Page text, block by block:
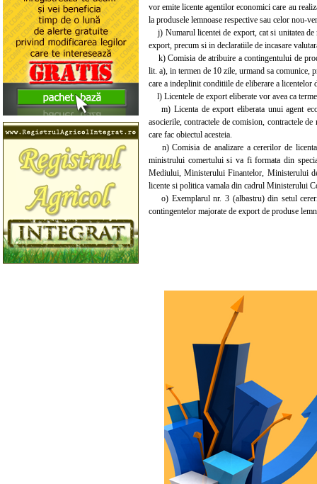
vor emite licente agentilor economici care au
la produsele lemnoase respective sau celor nou-
j) Numarul licentei de export, cat si unitatea de
export, precum si in declaratiile de incasare
k) Comisia de atribuire a contingentului de
lit. a), in termen de 10 zile, urmand sa comunice,
care a indeplinit conditiile de eliberare a licentelor
l) Licentele de export eliberate vor avea ca
m) Licenta de export eliberata unui agent
asocierile, contractele de comision, contractele
care fac obiectul acesteia.
n) Comisia de analizare a cererilor de licenta
ministrului comertului si va fi formata din
Mediului, Ministerului Finantelor, Ministerului
licente si politica vamala din cadrul Ministerului
o) Exemplarul nr. 3 (albastru) din setul
contingentelor majorate de export de produse